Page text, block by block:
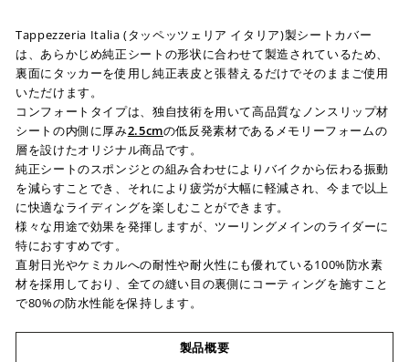
Tappezzeria Italia (タッペッツェリア イタリア)製シートカバー
は、あらかじめ純正シートの形状に合わせて製造されているため、
裏面にタッカーを使用し純正表皮と張替えるだけでそのままご使用
いただけます。
コンフォートタイプは、独自技術を用いて高品質なノンスリップ材
シートの内側に厚み2.5cmの低反発素材であるメモリーフォームの
層を設けたオリジナル商品です。
純正シートのスポンジとの組み合わせによりバイクから伝わる振動
を減らすことでき、それにより疲労が大幅に軽減され、今まで以上
に快適なライディングを楽しむことができます。
様々な用途で効果を発揮しますが、ツーリングメインのライダーに
特におすすめです。
直射日光やケミカルへの耐性や耐火性にも優れている100%防水素
材を採用しており、全ての縫い目の裏側にコーティングを施すこと
で80%の防水性能を保持します。
製品概要